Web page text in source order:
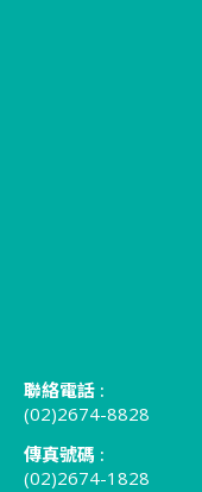
聯絡電話 :
(02)2674-8828
傳真號碼 :
(02)2674-1828